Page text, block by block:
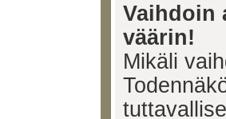
Vaihdoin
väärin!
Mikäli